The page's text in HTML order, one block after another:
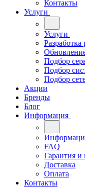
Контакты
Услуги
Услуги
Подбор
Подбор
Подбор
Акции
Бренды
Блог
Информация
FAQ
Гарантия и
Доставка
Оплата
Контакты